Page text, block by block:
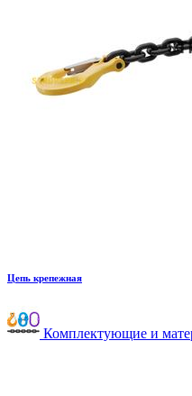
Цепь крепежная
Комплектующие и